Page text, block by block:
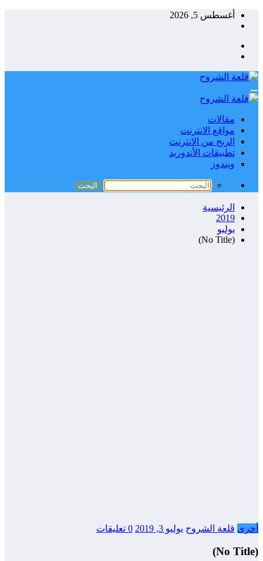
التجاوزأغسطس 5, 2026
مقالات
مواقع الانترنت
الربح من الانترنت
تطبيقات الأندوريد
ويندوز
الرئيسية
2019
يوليو
(No Title)
أخرى قلعة الشروح يوليو 3, 2019 0 تعليقات
(No Title)